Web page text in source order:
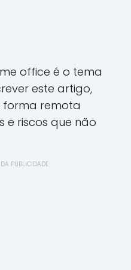
office é o tema
este artigo,
remota
e riscos que não
PUBLICIDADE